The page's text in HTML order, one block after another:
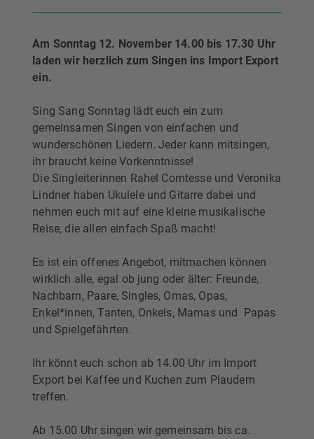
Am Sonntag 12. November 14.00 bis 17.30 Uhr
laden wir herzlich zum Singen ins Import Export
ein.
Sing Sang Sonntag lädt euch ein zum
gemeinsamen Singen von einfachen und
wunderschönen Liedern. Jeder kann mitsingen,
ihr braucht keine Vorkenntnisse!
Die Singleiterinnen Rahel Comtesse und Veronika
Lindner haben Ukulele und Gitarre dabei und
nehmen euch mit auf eine kleine musikalische
Reise, die allen einfach Spaß macht!
Es ist ein offenes Angebot, mitmachen können
wirklich alle, egal ob jung oder älter: Freunde,
Nachbarn, Paare, Singles, Omas, Opas,
Enkel*innen, Tanten, Onkels, Mamas und Papas
und Spielgefährten.
Ihr könnt euch schon ab 14.00 Uhr im Import
Export bei Kaffee und Kuchen zum Plaudern
treffen.
Ab 15.00 Uhr singen wir gemeinsam bis ca.